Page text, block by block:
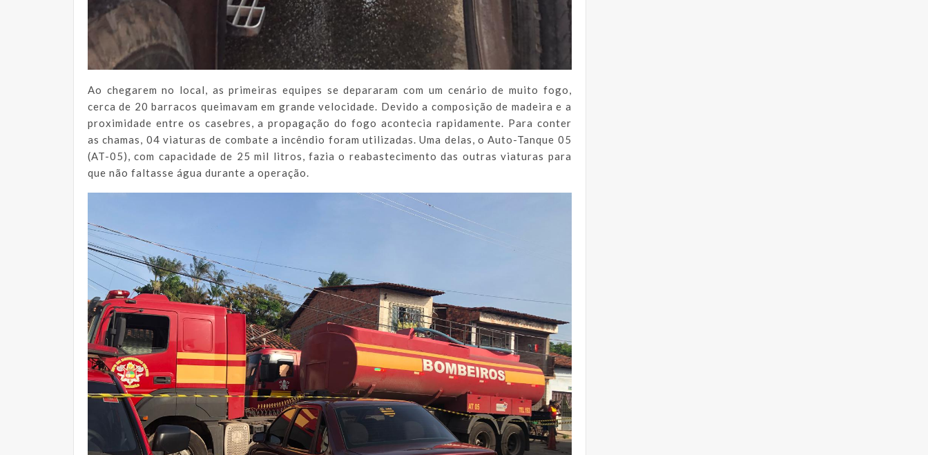
Ao chegarem no local, as primeiras equipes se depararam com um cenário de muito fogo,
cerca de 20 barracos queimavam em grande velocidade. Devido a composição de madeira e a
proximidade entre os casebres, a propagação do fogo acontecia rapidamente. Para conter
as chamas, 04 viaturas de combate a incêndio foram utilizadas. Uma delas, o Auto-Tanque 05
(AT-05), com capacidade de 25 mil litros, fazia o reabastecimento das outras viaturas para
que não faltasse água durante a operação.